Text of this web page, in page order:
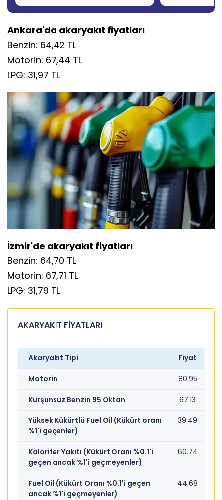
Ankara'da akaryakıt fiyatları
Benzin: 64,42 TL
Motorin: 67,44 TL
LPG: 31,97 TL
İzmir'de akaryakıt fiyatları
Benzin: 64,70 TL
Motorin: 67,71 TL
LPG: 31,79 TL
AKARYAKIT FİYATLARI
Akaryakıt Tipi Fiyat
Motorin 80.95
Kurşunsuz Benzin 95 Oktan 67.13
Yüksek Kükürtlü Fuel Oil (Kükürt oranı
%1'i geçenler)
39.49
Kalorifer Yakıtı (Kükürt Oranı %0.1'i
geçen ancak %1'i geçmeyenler)
60.74
Fuel Oil (Kükürt Oranı %0.1'i geçen
ancak %1'i geçmeyenler)
44.68